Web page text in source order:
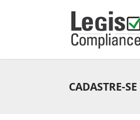
CADASTRE-SE